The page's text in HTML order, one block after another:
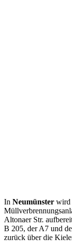
In Neumünster wird
Altonaer Str.
B 205, der A7 und
zurück über die